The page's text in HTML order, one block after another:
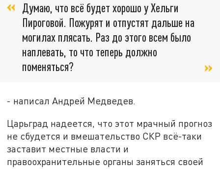
Думаю, что всё будет хорошо у Хельги
Пироговой. Пожурят и отпустят дальше на
могилах плясать. Раз до этого всем было
наплевать, то что теперь должно
поменяться?
- написал Андрей Медведев.
Царьград надеется, что этот мрачный прогноз
не сбудется и вмешательство СКР всё-таки
заставит местные власти и
правоохранительные органы заняться своей